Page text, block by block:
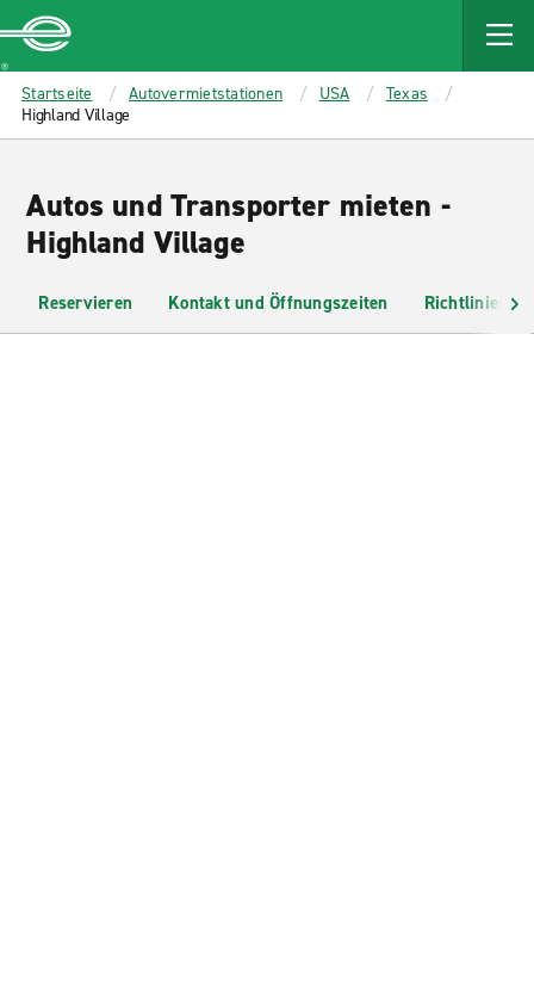
MAIN
CONTENT
Enterprise
Startseite Autovermietstationen USA
Texas
Highland Village
Autos und Transporter mieten -
Highland Village
Reservieren Kontakt und Öffnungszeiten Richtlinien